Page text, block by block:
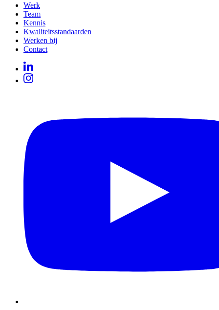
Werk
Team
Kennis
Kwaliteitsstandaarden
Werken bij
Contact